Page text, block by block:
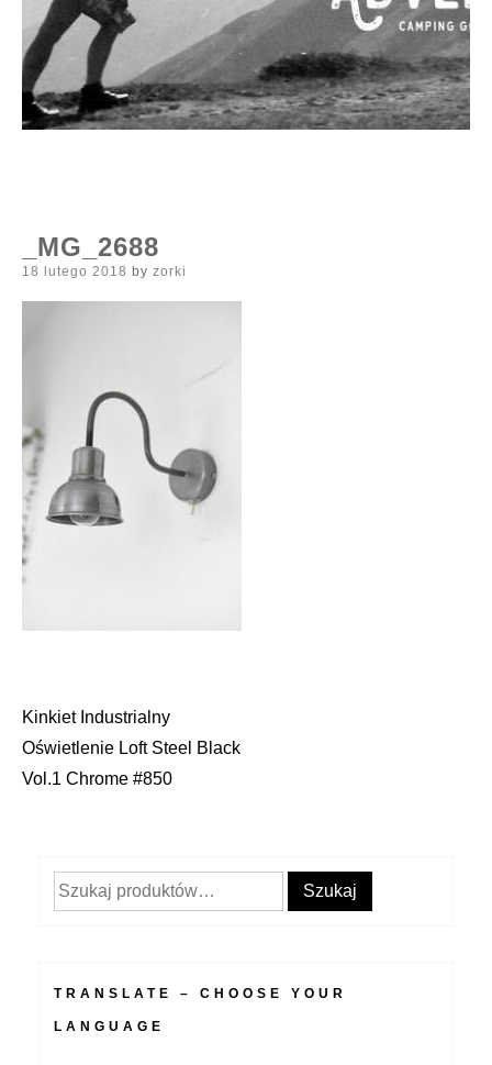
_MG_2688
Posted
18 lutego 2018 by zorki
Nawigacja
wpisu
Kinkiet Industrialny
Oświetlenie Loft Steel Black
Vol.1 Chrome #850
Szukaj: Szukaj
TRANSLATE – CHOOSE YOUR
LANGUAGE